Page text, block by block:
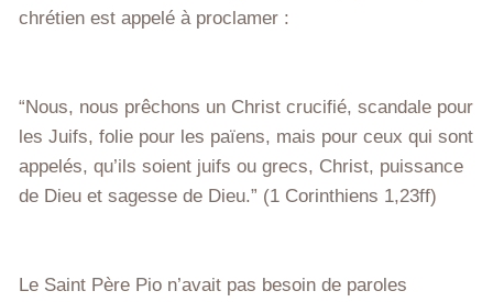
chrétien est appelé à proclamer :
“Nous, nous prêchons un Christ crucifié, scandale pour
les Juifs, folie pour les païens, mais pour ceux qui sont
appelés, qu’ils soient juifs ou grecs, Christ, puissance
de Dieu et sagesse de Dieu.” (1 Corinthiens 1,23ff)
Le Saint Père Pio n’avait pas besoin de paroles